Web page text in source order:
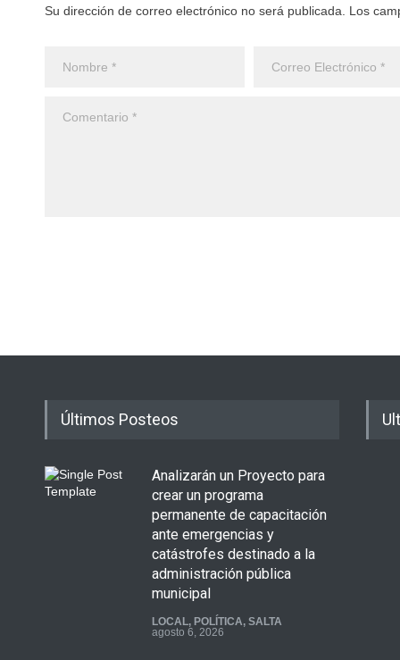
Su dirección de correo electrónico no será publicada. Los
Últimos Posteos
Analizarán un Proyecto para
crear un programa
permanente de capacitación
ante emergencias y
catástrofes destinado a la
administración pública
municipal
LOCAL, POLÍTICA, SALTA
agosto 6, 2026